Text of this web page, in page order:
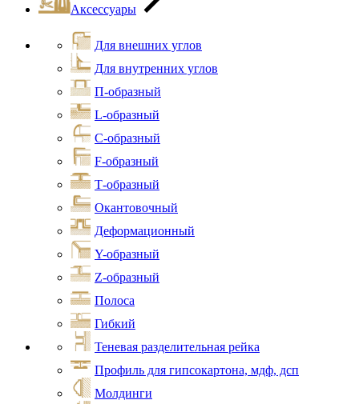
Аксессуары
Для внешних углов
Для внутренних углов
П-образный
L-образный
С-образный
F-образный
Т-образный
Окантовочный
Деформационный
Y-образный
Z-образный
Полоса
Гибкий
Теневая разделительная рейка
Профиль для гипсокартона, мдф, дсп
Молдинги